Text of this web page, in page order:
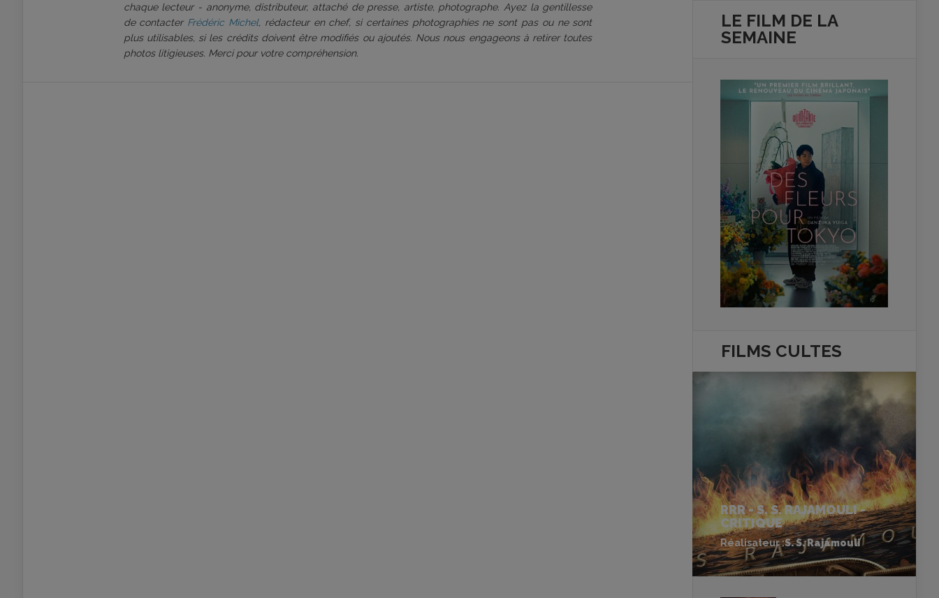
chaque lecteur - anonyme, distributeur, attaché de presse, artiste, photographe. Ayez la gentillesse
de contacter Frédéric Michel, rédacteur en chef, si certaines photographies ne sont pas ou ne sont
plus utilisables, si les crédits doivent être modifiés ou ajoutés. Nous nous engageons à retirer toutes
photos litigieuses. Merci pour votre compréhension.
LE FILM DE LA
SEMAINE
FILMS CULTES
RRR - S. S. RAJAMOULI -
CRITIQUE
Réalisateur :S. S. Rajamouli